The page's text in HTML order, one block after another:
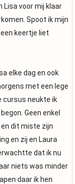
Lisa voor mij klaar
Spoot ik mijn
keertje liet
elke dag en ook
met een lege
cursus neukte ik
Geen enkel
dit miste zijn
en zij en Laura
dat ik nu
niets was minder
daar ik hen